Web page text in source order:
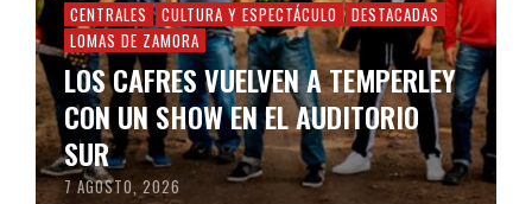
CENTRALES CULTURA Y ESPECTÁCULO
DESTACADAS
LOMAS DE ZAMORA
LOS CAFRES VUELVEN A TEMPERLEY
CON UN SHOW EN EL AUDITORIO
SUR
7 AGOSTO, 2026